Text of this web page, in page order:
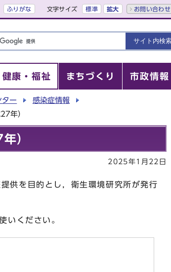
ふりがな 文字サイズ 標準 拡大 お問い合わせ
健康・福祉 まちづくり 市政情報
ター
感染症情報
年）
）
2025年1月22日
供を目的とし，衛生環境研究所が発行
す。
いください。